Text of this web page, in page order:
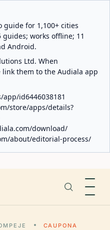
guide for 1,100+ cities
works offline; 11
Android.
Ltd. When
them to the Audiala app
id6446038181
store/apps/details?
download/
about/editorial-process/
CAUPONA